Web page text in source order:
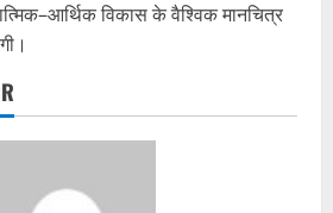
विकास के वैश्विक मानचित्र